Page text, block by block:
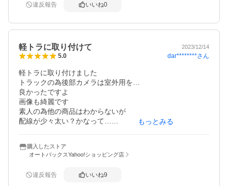
違反報告 いいね0
軽トラに取り付けて 2023/12/14
5.0 dar********さん
軽トラに取り付けました
トラックの為後部カメラは室外用を…
良かったですよ
画像も綺麗です
素人の為他の商品はわからないが
配線が少々太い？かなって…
バックカメラの室内用と室外用の選択は良いですね
もっとみる
購入したストア
オートバックスYahoo!ショッピング店
違反報告 いいね9